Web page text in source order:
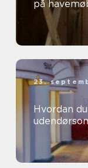
på
23.
Hvordan